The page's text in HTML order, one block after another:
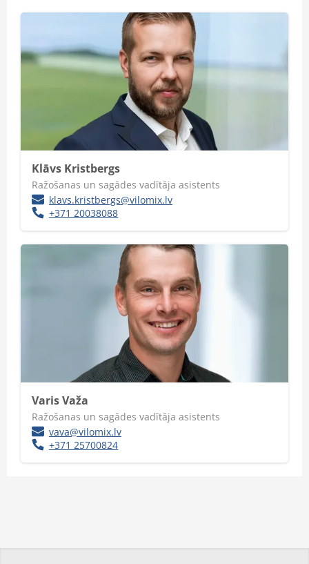
Klāvs Kristbergs
Ražošanas un sagādes vadītāja asistents
klavs.kristbergs@vilomix.lv
+371 20038088
Varis Važa
Ražošanas un sagādes vadītāja asistents
vava@vilomix.lv
+371 25700824